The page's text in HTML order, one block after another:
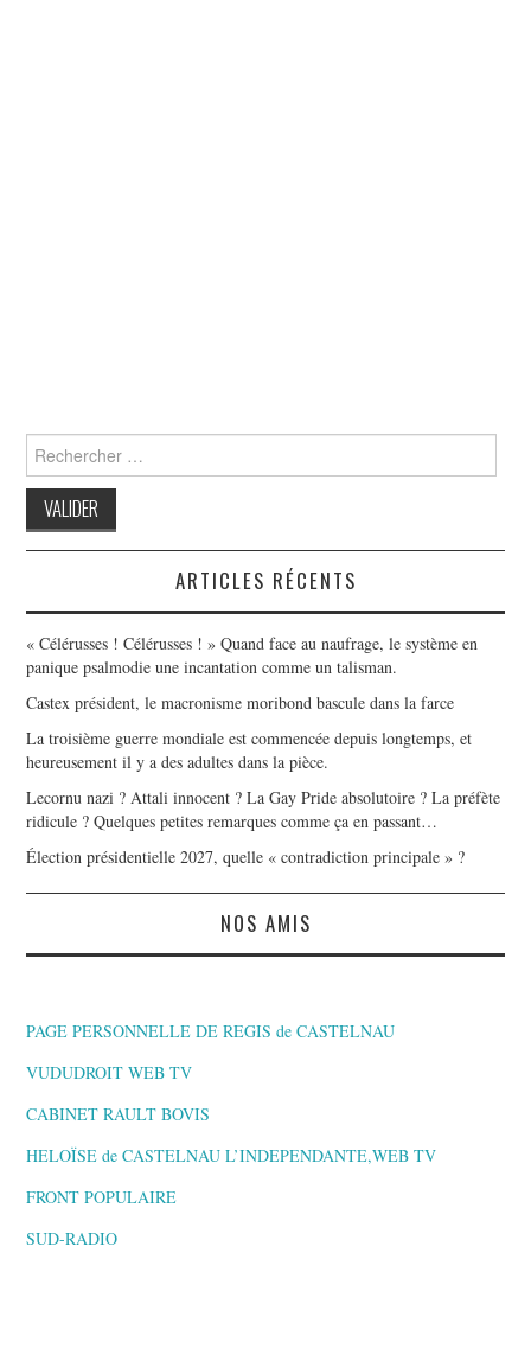
for:
ARTICLES RÉCENTS
« Célérusses ! Célérusses ! » Quand face au naufrage, le système en
panique psalmodie une incantation comme un talisman.
Castex président, le macronisme moribond bascule dans la farce
La troisième guerre mondiale est commencée depuis longtemps, et
heureusement il y a des adultes dans la pièce.
Lecornu nazi ? Attali innocent ? La Gay Pride absolutoire ? La préfète
ridicule ? Quelques petites remarques comme ça en passant…
Élection présidentielle 2027, quelle « contradiction principale » ?
NOS AMIS
PAGE PERSONNELLE DE REGIS de CASTELNAU
VUDUDROIT WEB TV
CABINET RAULT BOVIS
HELOÏSE de CASTELNAU L’INDEPENDANTE,WEB TV
FRONT POPULAIRE
SUD-RADIO